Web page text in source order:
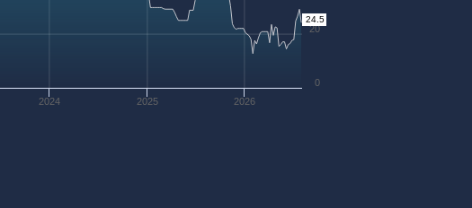
2024 2025 2026
0
20
24.5